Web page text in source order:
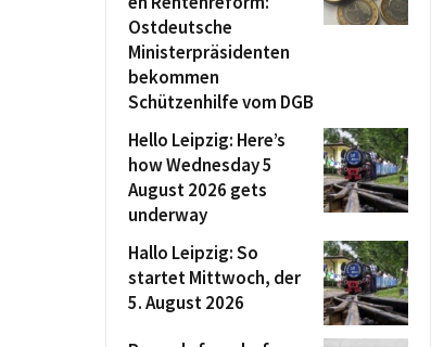
Ostdeutsche
Ministerpräsidenten
bekommen
Schützenhilfe vom DGB
Hello Leipzig: Here’s
how Wednesday 5
August 2026 gets
underway
Hallo Leipzig: So
startet Mittwoch, der
5. August 2026